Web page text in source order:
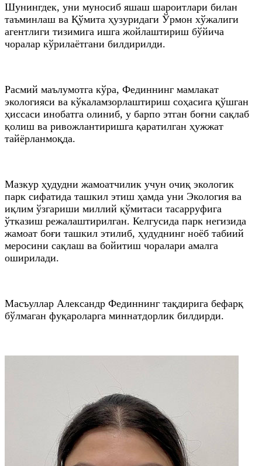
Шунингдек, уни муносиб яшаш шароитлари билан
таъминлаш ва Қўмита ҳузуридаги Ўрмон хўжалиги
агентлиги тизимига ишга жойлаштириш бўйича
чоралар кўрилаётгани билдирилди.
Расмий маълумотга кўра, Фединнинг мамлакат
экологияси ва кўкаламзорлаштириш соҳасига қўшган
ҳиссаси инобатга олиниб, у барпо этган боғни сақлаб
қолиш ва ривожлантиришга қаратилган ҳужжат
тайёрланмоқда.
Мазкур ҳудудни жамоатчилик учун очиқ экологик
парк сифатида ташкил этиш ҳамда уни Экология ва
иқлим ўзгариши миллий қўмитаси тасарруфига
ўтказиш режалаштирилган. Келгусида парк негизида
жамоат боғи ташкил этилиб, ҳудуднинг ноёб табиий
меросини сақлаш ва бойитиш чоралари амалга
оширилади.
Масъуллар Александр Фединнинг тақдирига бефарқ
бўлмаган фуқароларга миннатдорлик билдирди.